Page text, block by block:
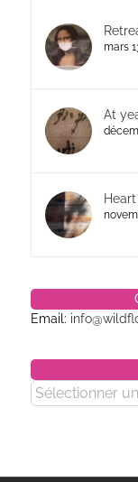
mars
At
Email:
Archives